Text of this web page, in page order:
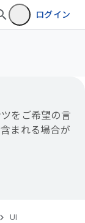
ログイン
をご希望の言
まれる場合が
UI